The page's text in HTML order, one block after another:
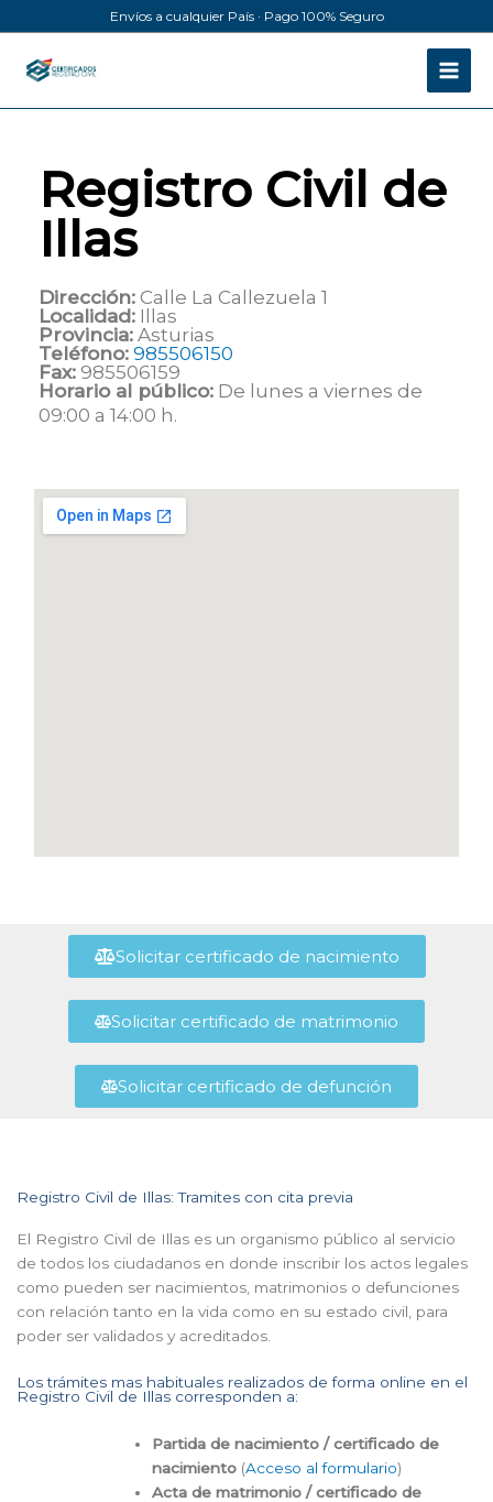
al
contenido
Envíos a cualquier País · Pago 100% Seguro
Registro Civil de
Illas
Dirección: Calle La Callezuela 1
Localidad: Illas
Provincia: Asturias
Teléfono: 985506150
Fax: 985506159
Horario al público: De lunes a viernes de
09:00 a 14:00 h.
Solicitar certificado de nacimiento
Solicitar certificado de matrimonio
Solicitar certificado de defunción
Registro Civil de Illas: Tramites con cita previa
El Registro Civil de Illas es un organismo público al servicio
de todos los ciudadanos en donde inscribir los actos legales
como pueden ser nacimientos, matrimonios o defunciones
con relación tanto en la vida como en su estado civil, para
poder ser validados y acreditados.
Los trámites mas habituales realizados de forma online en el
Registro Civil de Illas corresponden a:
Partida de nacimiento / certificado de
nacimiento (Acceso al formulario)
Acta de matrimonio / certificado de